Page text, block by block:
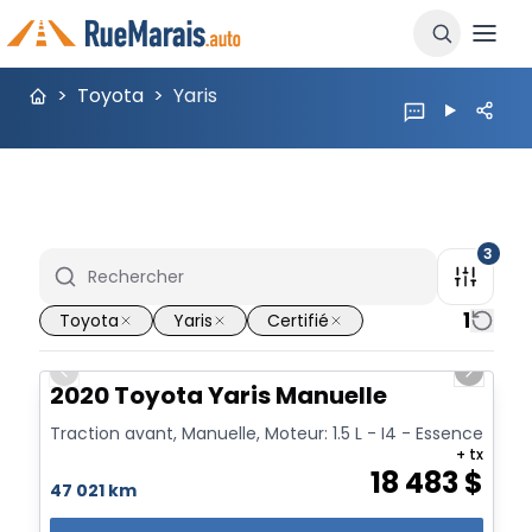
> Toyota > Yaris
3
Toyota Yaris Certifié 1
Previous slide
Next
2020 Toyota Yaris Manuelle
Traction avant, Manuelle, Moteur: 1.5 L - I4 - Essence
47 021 km 18 483$
+ tx